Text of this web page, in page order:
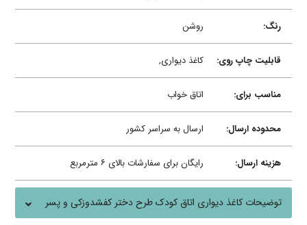
رنگ: روشن
قابلیت چاپ روی: کاغذ دیواری,
مناسب برای: اتاق خواب
محدوده ارسال: ارسال به سراسر کشور
هزینه ارسال: رایگان برای سفارشات بالای ۶ مترمربع
توضیحات کاغذ دیواری اتاق کودک طرح دختر کفشدوزکی و پسر
گربه ای